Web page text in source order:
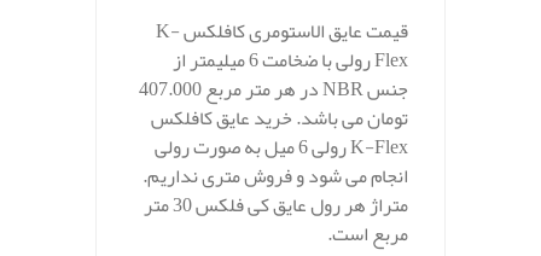
قیمت عایق الاستومری کافلکس K-
Flex رولی با ضخامت 6 میلیمتر از
جنس NBR در هر متر مربع 407.000
تومان می باشد. خرید عایق کافلکس
K-Flex رولی 6 میل به صورت رولی
انجام می شود و فروش متری نداریم.
متراژ هر رول عایق کی فلکس 30 متر
مربع است.